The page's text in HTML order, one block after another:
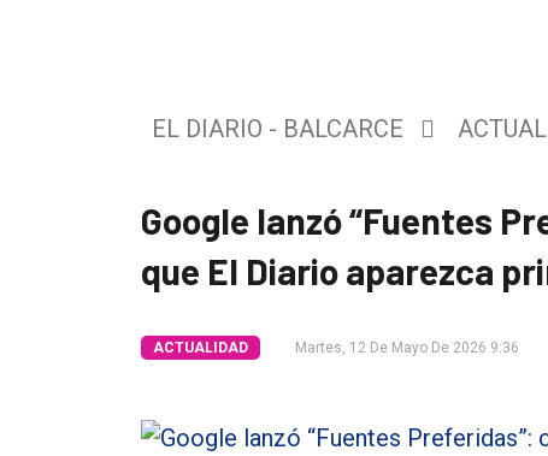
Tendencia
EL DIARIO - BALCARCE
Google lanzó “Fuentes
que El Diario aparezca
ACTUALIDAD Martes, 12 De Mayo De 2026 9:36